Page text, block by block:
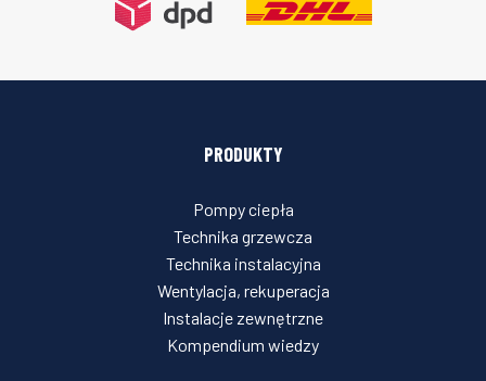
PRODUKTY
Pompy ciepła
Technika grzewcza
Technika instalacyjna
Wentylacja, rekuperacja
Instalacje zewnętrzne
Kompendium wiedzy